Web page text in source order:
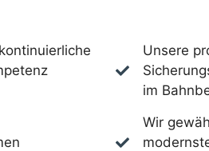
Unsere
im
Wir